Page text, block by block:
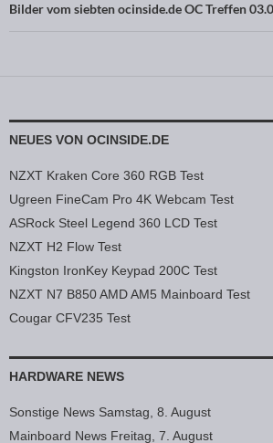
Bilder vom siebten ocinside.de OC Treffen
NEUES VON OCINSIDE.DE
NZXT Kraken Core 360 RGB Test
Ugreen FineCam Pro 4K Webcam Test
ASRock Steel Legend 360 LCD Test
NZXT H2 Flow Test
Kingston IronKey Keypad 200C Test
NZXT N7 B850 AMD AM5 Mainboard Test
Cougar CFV235 Test
HARDWARE NEWS
Sonstige News Samstag, 8. August
Mainboard News Freitag, 7. August